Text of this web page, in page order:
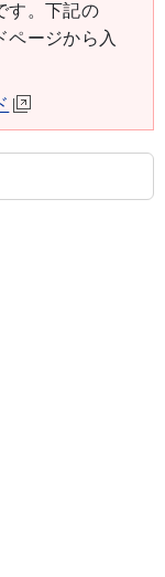
す。下記の
ージから入